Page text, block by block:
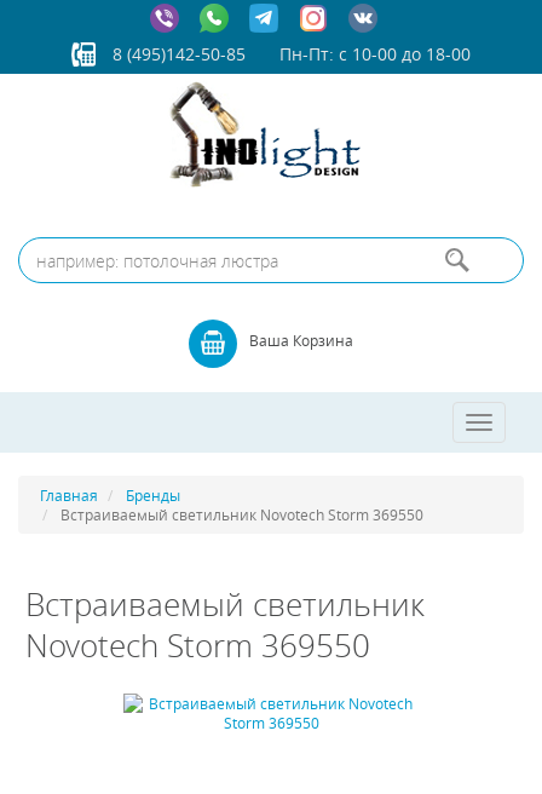
8 (495)142-50-85 Пн-Пт: с 10-00 до 18-00
Ваша Корзина
Toggle
Главная
Бренды
Встраиваемый светильник Novotech Storm 369550
Встраиваемый светильник
Novotech Storm 369550